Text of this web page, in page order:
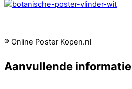
® Online Poster Kopen.nl
Aanvullende informatie